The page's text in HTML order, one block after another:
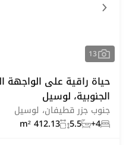
13
حياة راقية على الواجهة
الجنوبية، لوسيل
جنوب جزر قطيفان، لوسيل
4+
5.5
412.13 m²